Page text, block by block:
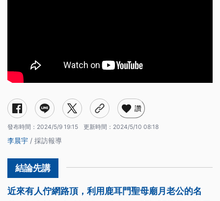
讚
發布時間： 2024/5/9 19:15 更新時間： 2024/5/10 08:18
李晨宇 / 採訪報導
近來有人佇網路頂，利用鹿耳門聖母廟月老公的名